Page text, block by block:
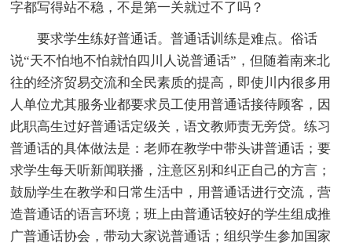
字都写得站不稳，不是第一关就过不了吗？
要求学生练好普通话。普通话训练是难点。俗话
说“天不怕地不怕就怕四川人说普通话”，但随着南来北
往的经济贸易交流和全民素质的提高，即使川内很多用
人单位尤其服务业都要求员工使用普通话接待顾客，因
此职高生过好普通话定级关，语文教师责无旁贷。练习
普通话的具体做法是：老师在教学中带头讲普通话；要
求学生每天听新闻联播，注意区别和纠正自己的方言；
鼓励学生在教学和日常生活中，用普通话进行交流，营
造普通话的语言环境；班上由普通话较好的学生组成推
广普通话协会，带动大家说普通话；组织学生参加国家